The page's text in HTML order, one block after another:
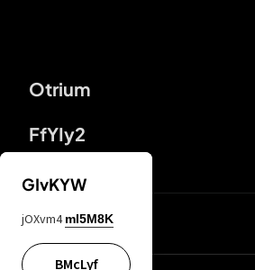
Otrium
FfYIy2
DDcvSo
GIvKYW
jOXvm4 mI5M8K
BMcLyf